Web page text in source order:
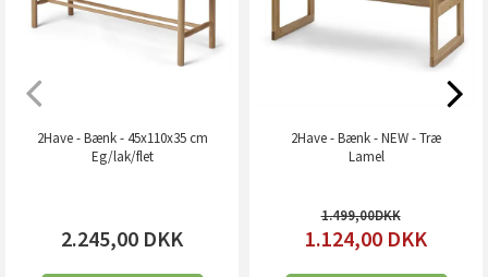
2Have - Bænk - 45x110x35 cm
Eg/lak/flet
2.245,00 DKK
2Have - Bænk - NEW - Træ
Lamel
1.499,00
1.124,00 DKK